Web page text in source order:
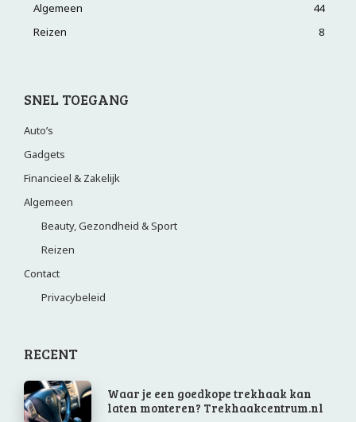
Algemeen
44
Reizen
8
SNEL TOEGANG
Auto’s
Gadgets
Financieel & Zakelijk
Algemeen
Beauty, Gezondheid & Sport
Reizen
Contact
Privacybeleid
RECENT
Waar je een goedkope trekhaak kan
laten monteren? Trekhaakcentrum.nl